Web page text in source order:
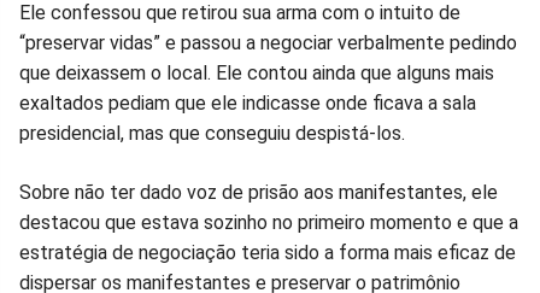
Ele confessou que retirou sua arma com o intuito de
“preservar vidas” e passou a negociar verbalmente pedindo
que deixassem o local. Ele contou ainda que alguns mais
exaltados pediam que ele indicasse onde ficava a sala
presidencial, mas que conseguiu despistá-los.
Sobre não ter dado voz de prisão aos manifestantes, ele
destacou que estava sozinho no primeiro momento e que a
estratégia de negociação teria sido a forma mais eficaz de
dispersar os manifestantes e preservar o patrimônio